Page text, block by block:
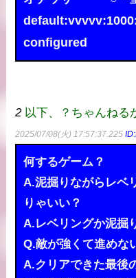
configured
2 以下、？ちゃんねる
2025/07/08(火) 17:57:37.225
何するゲーム？
A.泥掘りながらレベ
りゃいい？
A.レベリングか泥掘
Q.敵が強くて進めな
A.クリアできた最後